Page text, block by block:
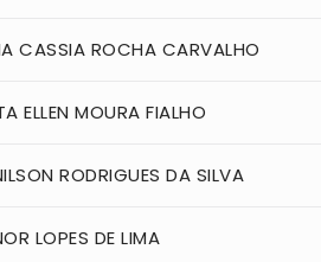
CASSIA ROCHA CARVALHO
ELLEN MOURA FIALHO
RODRIGUES DA SILVA
LOPES DE LIMA